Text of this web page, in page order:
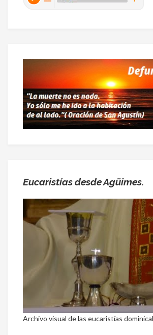
Eucaristías desde Agüimes.
Archivo visual de las eucaristías